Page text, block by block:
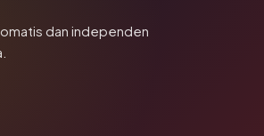
dan independen